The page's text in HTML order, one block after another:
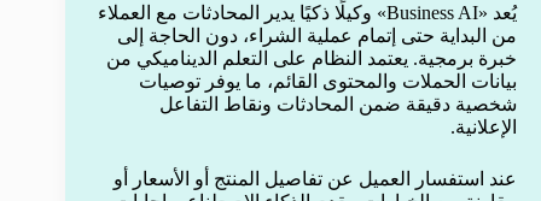
يُعد «Business AI» وكيلًا ذكيًا يدير المحادثات مع العملاء
من البداية حتى إتمام عملية الشراء، دون الحاجة إلى
خبرة برمجية. يعتمد النظام على التعلم الديناميكي من
بيانات الحملات والمحتوى القائم، ما يوفر توصيات
شخصية دقيقة ضمن المحادثات ونقاط التفاعل
الإعلانية.
عند استفسار العميل عن تفاصيل المنتج أو الأسعار أو